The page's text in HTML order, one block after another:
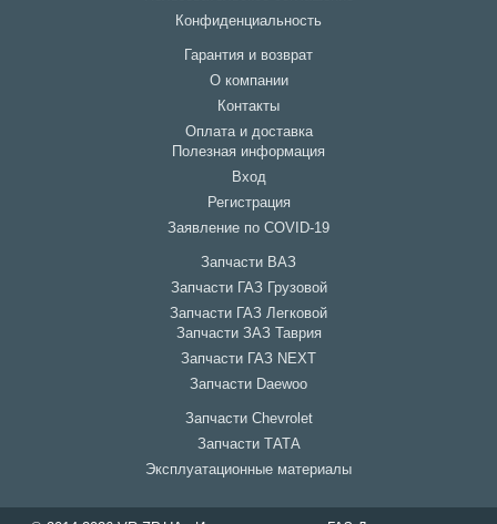
Конфиденциальность
Гарантия и возврат
О компании
Контакты
Оплата и доставка
Полезная информация
Вход
Регистрация
Заявление по COVID-19
Запчасти ВАЗ
Запчасти ГАЗ Грузовой
Запчасти ГАЗ Легковой
Запчасти ЗАЗ Таврия
Запчасти ГАЗ NEXT
Запчасти Daewoo
Запчасти Chevrolet
Запчасти ТАТА
Эксплуатационные материалы